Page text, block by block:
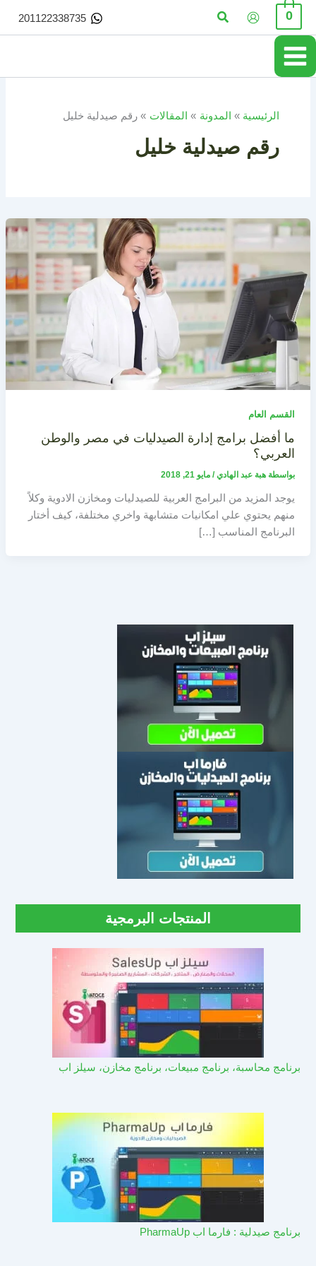
تخطي
المحتوى
0 البحث 201122338735
الرئيسية المدونة المقالات رقم صيدلية خليل
رقم صيدلية خليل
القسم العام
ما أفضل برامج إدارة الصيدليات في مصر والوطن
العربي؟
بواسطة هبة عبد الهادي/ مايو 21, 2018
يوجد المزيد من البرامج العربية للصيدليات ومخازن الادوية وكلاً
منهم يحتوي علي امكانيات متشابهة واخري مختلفة، كيف أختار
البرنامج المناسب […]
المنتجات البرمجية
برنامج محاسبة، برنامج مبيعات، برنامج مخازن، سيلز اب
برنامج صيدلية : فارما اب PharmaUp​